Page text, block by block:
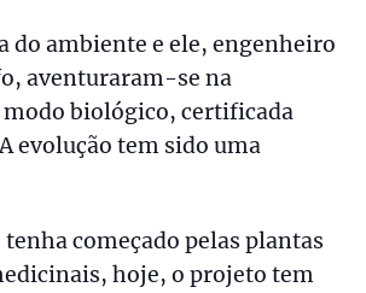
do ambiente e ele, engenheiro
aventuraram-se na
biológico, certificada
evolução tem sido uma
começado pelas plantas
hoje, o projeto tem